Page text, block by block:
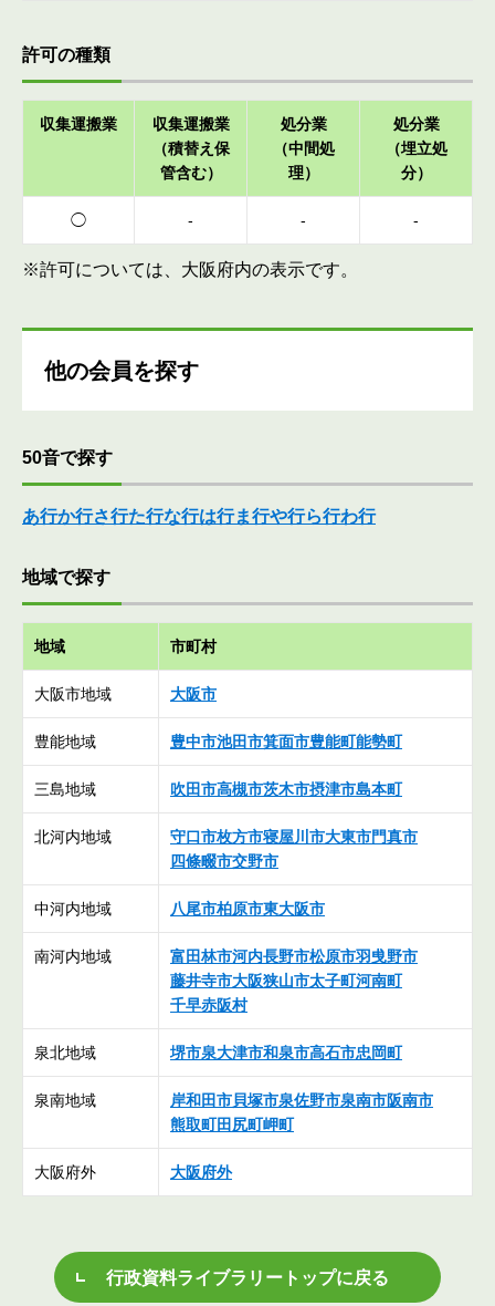
許可の種類
収集運搬業
収集運搬業
（積替え保
管含む）
処分業
（中間処
理）
処分業
（埋立処
分）
◯ - - -
※許可については、大阪府内の表示です。
他の会員を探す
50音で探す
あ行か行さ行た行な行は行ま行や行ら行わ行
地域で探す
地域 市町村
大阪市地域 大阪市
豊能地域 豊中市池田市箕面市豊能町能勢町
三島地域 吹田市高槻市茨木市摂津市島本町
北河内地域 守口市枚方市寝屋川市大東市門真市
四條畷市交野市
中河内地域 八尾市柏原市東大阪市
南河内地域 富田林市河内長野市松原市羽曵野市
藤井寺市大阪狭山市太子町河南町
千早赤阪村
泉北地域 堺市泉大津市和泉市高石市忠岡町
泉南地域 岸和田市貝塚市泉佐野市泉南市阪南市
熊取町田尻町岬町
大阪府外 大阪府外
行政資料ライブラリートップに戻る